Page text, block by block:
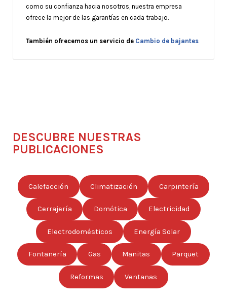
como su confianza hacia nosotros, nuestra empresa
ofrece la mejor de las garantías en cada trabajo.
También ofrecemos un servicio de Cambio de bajantes
DESCUBRE NUESTRAS
PUBLICACIONES
Calefacción Climatización Carpintería
Cerrajería Domótica Electricidad
Electrodomésticos Energía Solar
Fontanería Gas Manitas Parquet
Reformas Ventanas